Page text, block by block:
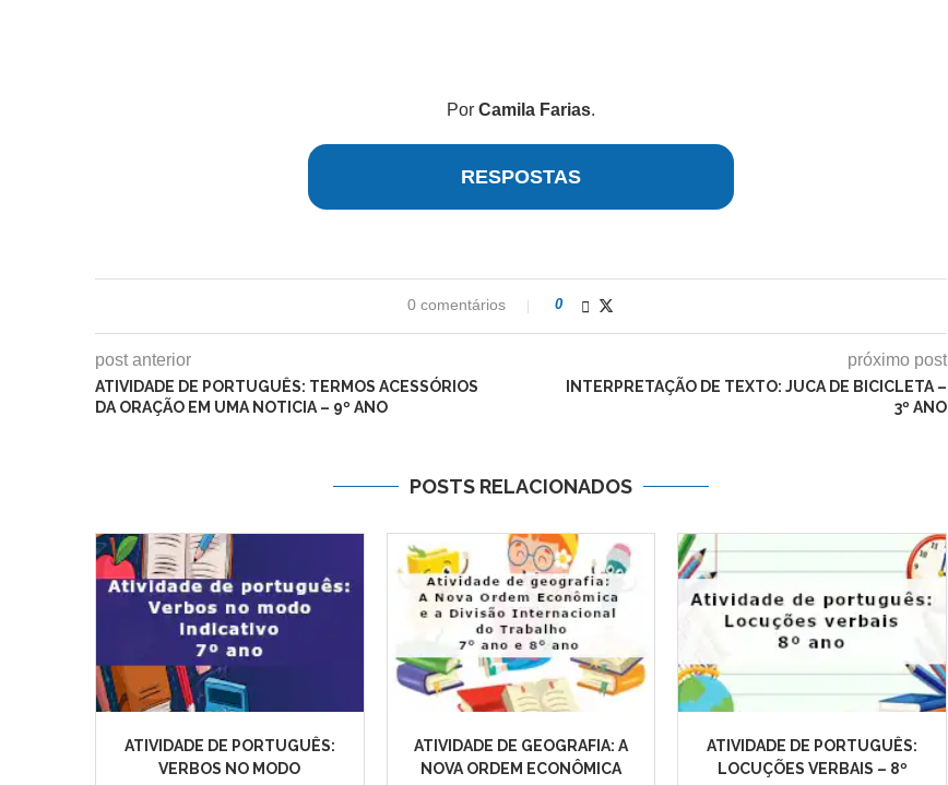
Por Camila Farias.
RESPOSTAS
0 comentários 0
post anterior
ATIVIDADE DE PORTUGUÊS: TERMOS ACESSÓRIOS
DA ORAÇÃO EM UMA NOTICIA – 9º ANO
próximo post
INTERPRETAÇÃO DE TEXTO: JUCA DE BICICLETA –
3º ANO
POSTS RELACIONADOS
ATIVIDADE DE PORTUGUÊS:
VERBOS NO MODO
ATIVIDADE DE GEOGRAFIA: A
NOVA ORDEM ECONÔMICA
ATIVIDADE DE PORTUGUÊS:
LOCUÇÕES VERBAIS – 8º